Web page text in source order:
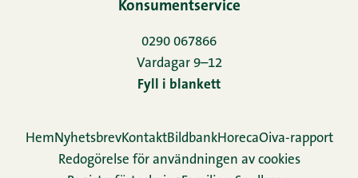
Konsumentservice
0290 067866
Vardagar 9–12
Fyll i blankett
HemNyhetsbrevKontaktBildbankHorecaOiva-rapport
Redogörelse för användningen av cookies